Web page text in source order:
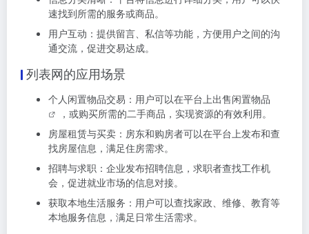
速找到所需的服务或商品。
用户互动：提供留言、私信等功能，方便用户之间的沟
通交流，促进交易达成。
列表网的应用场景
个人闲置物品交易：用户可以在平台上出售闲置物品
，或购买所需的二手商品，实现资源的有效利用。
房屋租赁与买卖：房东和购房者可以在平台上发布和查
找房屋信息，满足住房需求。
招聘与求职：企业发布招聘信息，求职者查找工作机
会，促进就业市场的信息对接。
获取本地生活服务：用户可以查找家政、维修、教育等
本地服务信息，满足日常生活需求。